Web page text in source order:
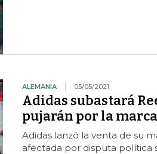
ALEMANIA 05/05/2021
Adidas subastará
pujarán por la
Adidas lanzó la venta de su
afectada por disputa política